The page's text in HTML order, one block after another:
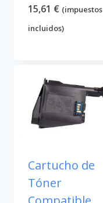
15,61 € (impuestos
incluidos)
Cartucho de
Tóner